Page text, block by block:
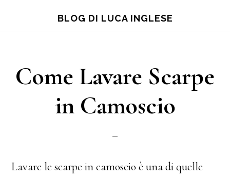
content
sidebar
BLOG DI LUCA INGLESE
Come Lavare Scarpe
in Camoscio
Lavare le scarpe in camoscio è una di quelle